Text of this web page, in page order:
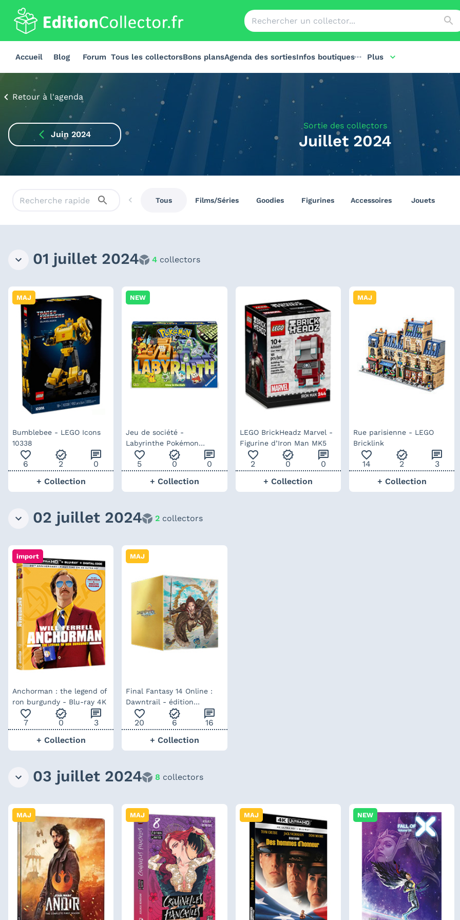
Accueil Blog Forum Tous les collectorsBons plansAgenda des sortiesInfos boutiques Plus
Retour à l'agenda
Juin 2024
Sortie des collectors
Juillet 2024
Tous Films/Séries Goodies Figurines Accessoires Jouets
01 juillet 2024 4 collectors
MAJ
Bumblebee - LEGO Icons
10338
favorite_outline
6
verified
2
chat
0
+ Collection
NEW
Jeu de société -
Labyrinthe Pokémon
Phosphorescent
favorite_outline
5
verified
0
chat
0
+ Collection
LEGO BrickHeadz Marvel -
Figurine d’Iron Man MK5
favorite_outline
2
verified
0
chat
0
+ Collection
MAJ
Rue parisienne - LEGO
Bricklink
favorite_outline
14
verified
2
chat
3
+ Collection
02 juillet 2024 2 collectors
import
Anchorman : the legend of
ron burgundy - Blu-ray 4K
favorite_outline
7
verified
0
chat
3
+ Collection
MAJ
Final Fantasy 14 Online :
Dawntrail - édition
collector
favorite_outline
20
verified
6
chat
16
+ Collection
03 juillet 2024 8 collectors
MAJ MAJ MAJ NEW